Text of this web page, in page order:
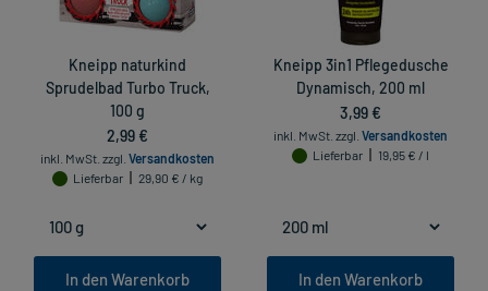
Kneipp naturkind
Sprudelbad Turbo Truck,
100 g
2,99 €
inkl. MwSt. zzgl. Versandkosten
Lieferbar
29,90 € / kg
In den Warenkorb
Kneipp 3in1 Pflegedusche
Dynamisch, 200 ml
3,99 €
inkl. MwSt. zzgl. Versandkosten
Lieferbar
19,95 € / l
In den Warenkorb